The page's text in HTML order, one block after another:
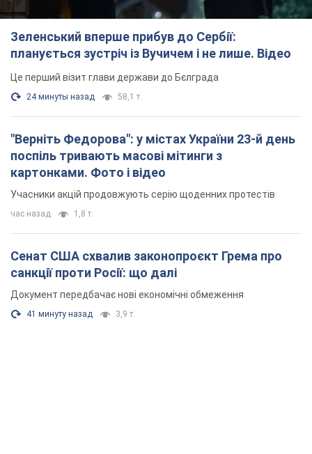
Зеленський вперше прибув до Сербії:
планується зустріч із Вучичем і не лише. Відео
Це перший візит глави держави до Бєлграда
24 минуты назад 58,1 т.
"Верніть Федорова": у містах України 23-й день
поспіль тривають масові мітинги з
картонками. Фото і відео
Учасники акцій продовжують серію щоденних протестів
час назад 1,8 т.
Сенат США схвалив законопроєкт Грема про
санкції проти Росії: що далі
Документ передбачає нові економічні обмеження
41 минуту назад 3,9 т.